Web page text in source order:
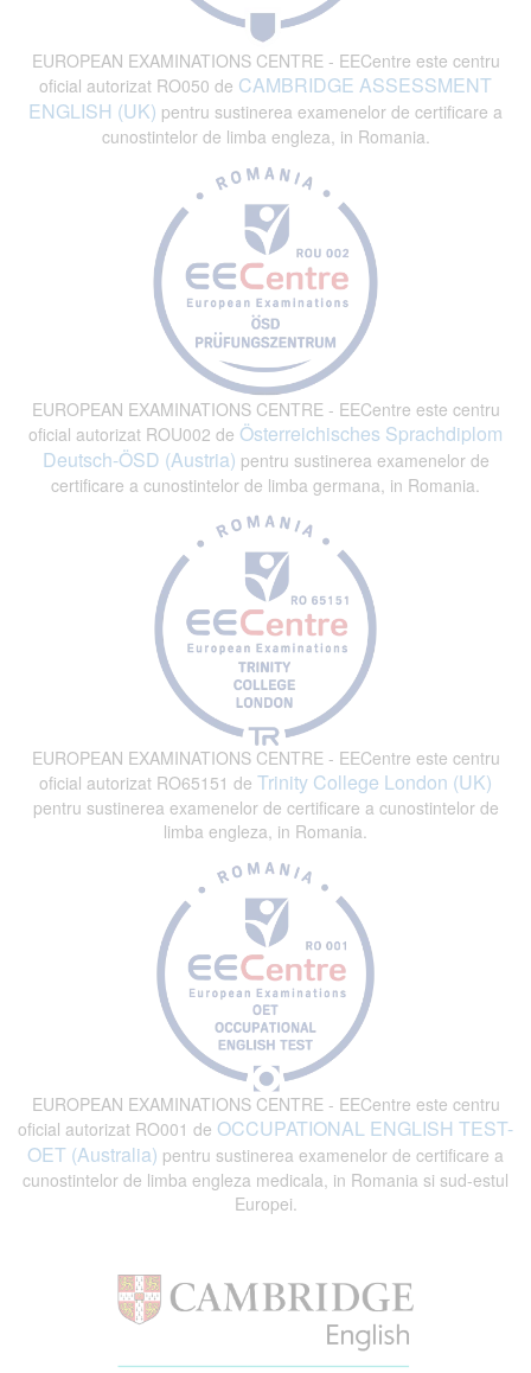
EUROPEAN EXAMINATIONS CENTRE - EECentre este centru
oficial autorizat RO050 de CAMBRIDGE ASSESSMENT
ENGLISH (UK) pentru sustinerea examenelor de certificare a
cunostintelor de limba engleza, in Romania.
EUROPEAN EXAMINATIONS CENTRE - EECentre este centru
oficial autorizat ROU002 de Österreichisches Sprachdiplom
Deutsch-ÖSD (Austria) pentru sustinerea examenelor de
certificare a cunostintelor de limba germana, in Romania.
EUROPEAN EXAMINATIONS CENTRE - EECentre este centru
oficial autorizat RO65151 de Trinity College London (UK)
pentru sustinerea examenelor de certificare a cunostintelor de
limba engleza, in Romania.
EUROPEAN EXAMINATIONS CENTRE - EECentre este centru
oficial autorizat RO001 de OCCUPATIONAL ENGLISH TEST-
OET (Australia) pentru sustinerea examenelor de certificare a
cunostintelor de limba engleza medicala, in Romania si sud-estul
Europei.